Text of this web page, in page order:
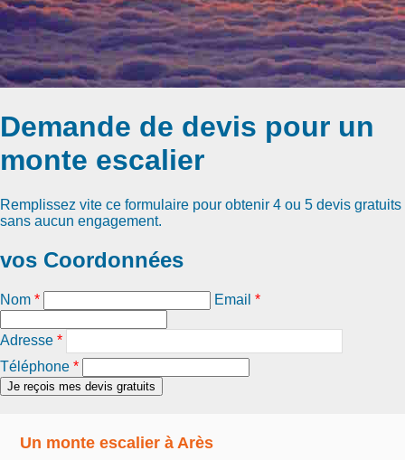
Demande de devis pour un
monte escalier
Remplissez vite ce formulaire pour obtenir 4 ou 5 devis gratuits
sans aucun engagement.
vos Coordonnées
Nom * Email *
Adresse *
Téléphone *
Un monte escalier à Arès